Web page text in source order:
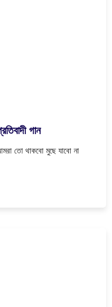
গান
তো থাকবো মুছে যাবো না